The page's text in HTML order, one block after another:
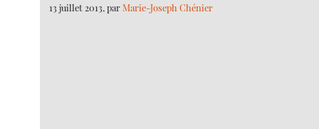
13 juillet 2013, parMarie-Joseph Chénier